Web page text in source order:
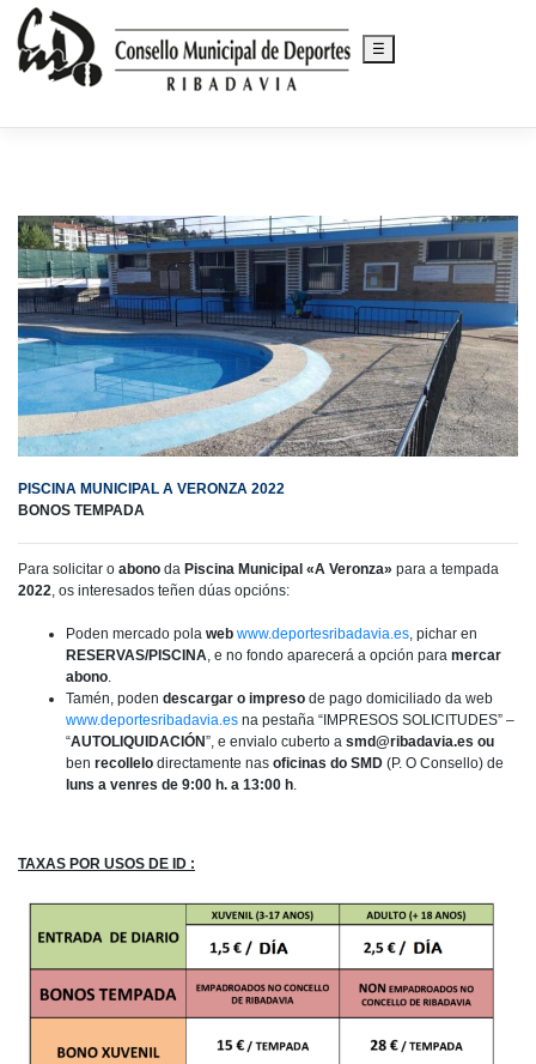
al
☰
PISCINA MUNICIPAL A VERONZA 2022
BONOS TEMPADA
Para solicitar o abono da Piscina Municipal «A Veronza» para a tempada
2022, os interesados teñen dúas opcións:
Poden mercado pola web www.deportesribadavia.es, pichar en
RESERVAS/PISCINA, e no fondo aparecerá a opción para mercar
abono.
Tamén, poden descargar o impreso de pago domiciliado da web
www.deportesribadavia.es na pestaña “IMPRESOS SOLICITUDES” –
“AUTOLIQUIDACIÓN”, e envialo cuberto a smd@ribadavia.es ou
ben recollelo directamente nas oficinas do SMD (P. O Consello) de
luns a venres de 9:00 h. a 13:00 h.
TAXAS POR USOS DE ID :